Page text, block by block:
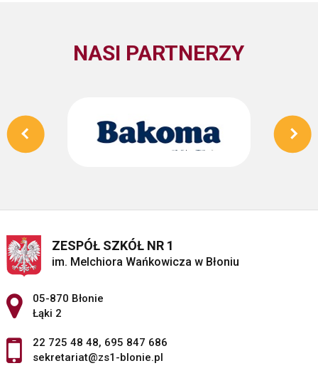
NASI PARTNERZY
ZESPÓŁ SZKÓŁ NR 1
im. Melchiora Wańkowicza w Błoniu
Adres pocztowy:
05-870 Błonie
Łąki 2
22 725 48 48, 695 847 686
sekretariat@zs1-blonie.pl